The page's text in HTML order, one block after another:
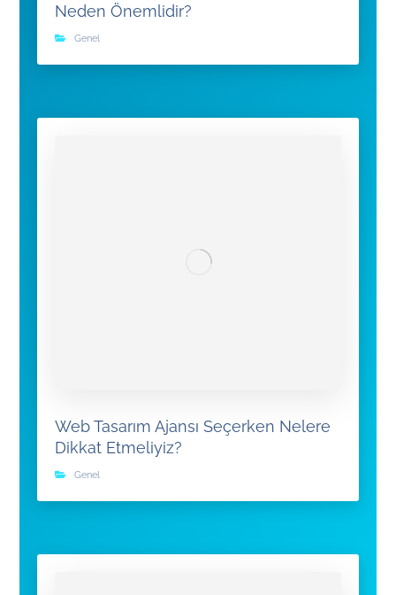
Neden Önemlidir?
Genel
Web Tasarım Ajansı Seçerken Nelere
Dikkat Etmeliyiz?
Genel